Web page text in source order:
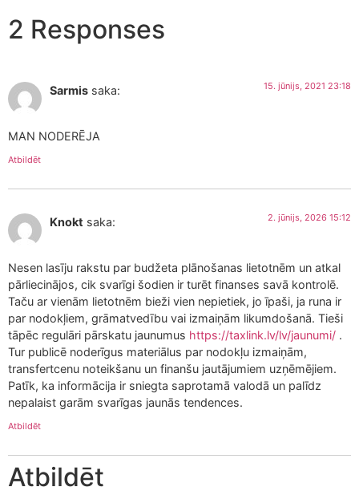
2 Responses
Sarmis saka: 15. jūnijs, 2021 23:18
MAN NODERĒJA
Atbildēt
Knokt saka: 2. jūnijs, 2026 15:12
Nesen lasīju rakstu par budžeta plānošanas lietotnēm un atkal
pārliecinājos, cik svarīgi šodien ir turēt finanses savā kontrolē.
Taču ar vienām lietotnēm bieži vien nepietiek, jo īpaši, ja runa ir
par nodokļiem, grāmatvedību vai izmaiņām likumdošanā. Tieši
tāpēc regulāri pārskatu jaunumus https://taxlink.lv/lv/jaunumi/ .
Tur publicē noderīgus materiālus par nodokļu izmaiņām,
transfertcenu noteikšanu un finanšu jautājumiem uzņēmējiem.
Patīk, ka informācija ir sniegta saprotamā valodā un palīdz
nepalaist garām svarīgas jaunās tendences.
Atbildēt
Atbildēt